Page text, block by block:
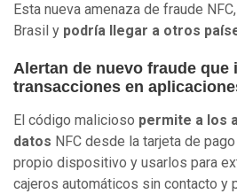
Esta nueva amenaza de fraude
Brasil y podría llegar a otros
Alertan de nuevo fraude que
transacciones en
El código malicioso permite a los
datos NFC desde la tarjeta de
propio dispositivo y usarlos para
cajeros automáticos sin contacto y